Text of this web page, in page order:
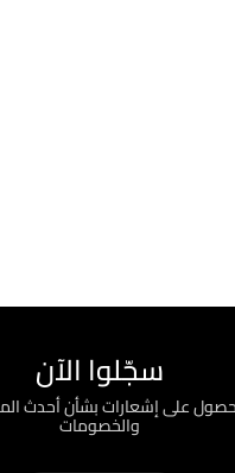
سجّلوا الآن
على إشعارات بشأن أحدث
والخصومات